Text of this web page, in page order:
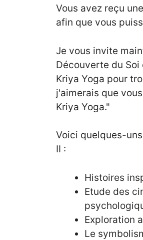
Vous avez reçu
afin que vous
Je vous invite
Découverte du
Kriya Yoga pour
j'aimerais que
Kriya Yoga."
Voici quelques-
II :
Histoires
Etude des
Exploration
Le